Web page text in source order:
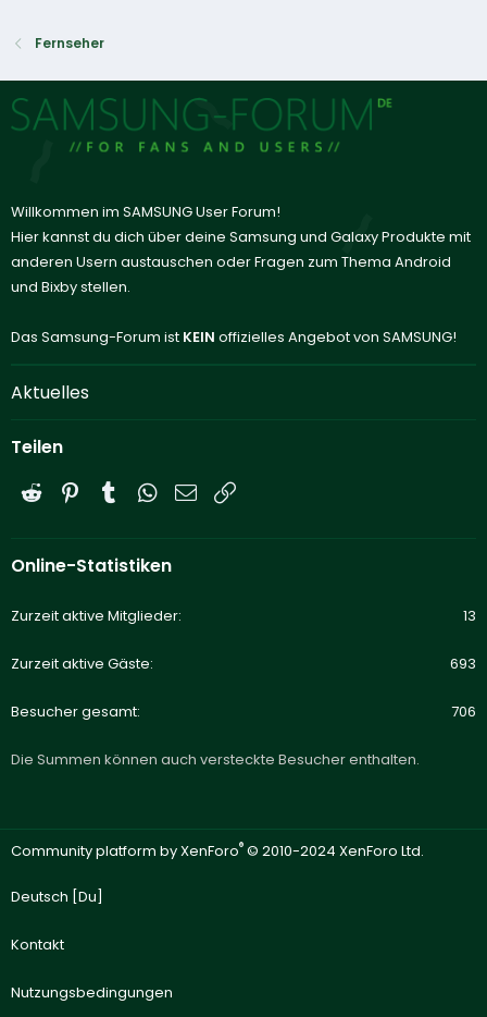
Fernseher
Willkommen im SAMSUNG User Forum!
Hier kannst du dich über deine Samsung und Galaxy Produkte mit
anderen Usern austauschen oder Fragen zum Thema Android
und Bixby stellen.
Das Samsung-Forum ist KEIN offizielles Angebot von SAMSUNG!
Aktuelles
Teilen
Reddit PinterestTumblrWhatsApp
E-Mail
Online-Statistiken
Zurzeit aktive Mitglieder 13
Zurzeit aktive Gäste 693
Besucher gesamt 706
Die Summen können auch versteckte Besucher enthalten.
Community platform by XenForo® © 2010-2024 XenForo Ltd.
Deutsch [Du]
Kontakt
Nutzungsbedingungen